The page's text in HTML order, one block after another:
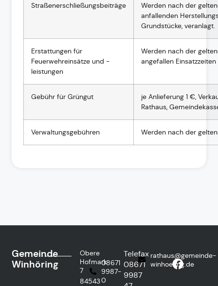
Straßenerschließungsbeiträge
Werden nach der
anfallenden
Grundstücke, veranlagt.
Erstattungen für
Feuerwehreinsätze und -
leistungen
Werden nach der
angefallen
Gebühr für Grüngut
je Anlieferung 1 €,
Rathaus,
Verwaltungsgebühren Werden nach der
Gemeinde
Winhöring
Obere
Hofmark
7
84543
08671
9987-
0
Telefax
08671
9987
rathaus@gemeinde-
winhoering.de